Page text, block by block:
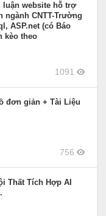
website hỗ trợ
ngành CNTT-Trường
ASP.net (có Báo
kèo theo
1091
đơn giản + Tài Liệu
756
Thất Tích Hợp AI